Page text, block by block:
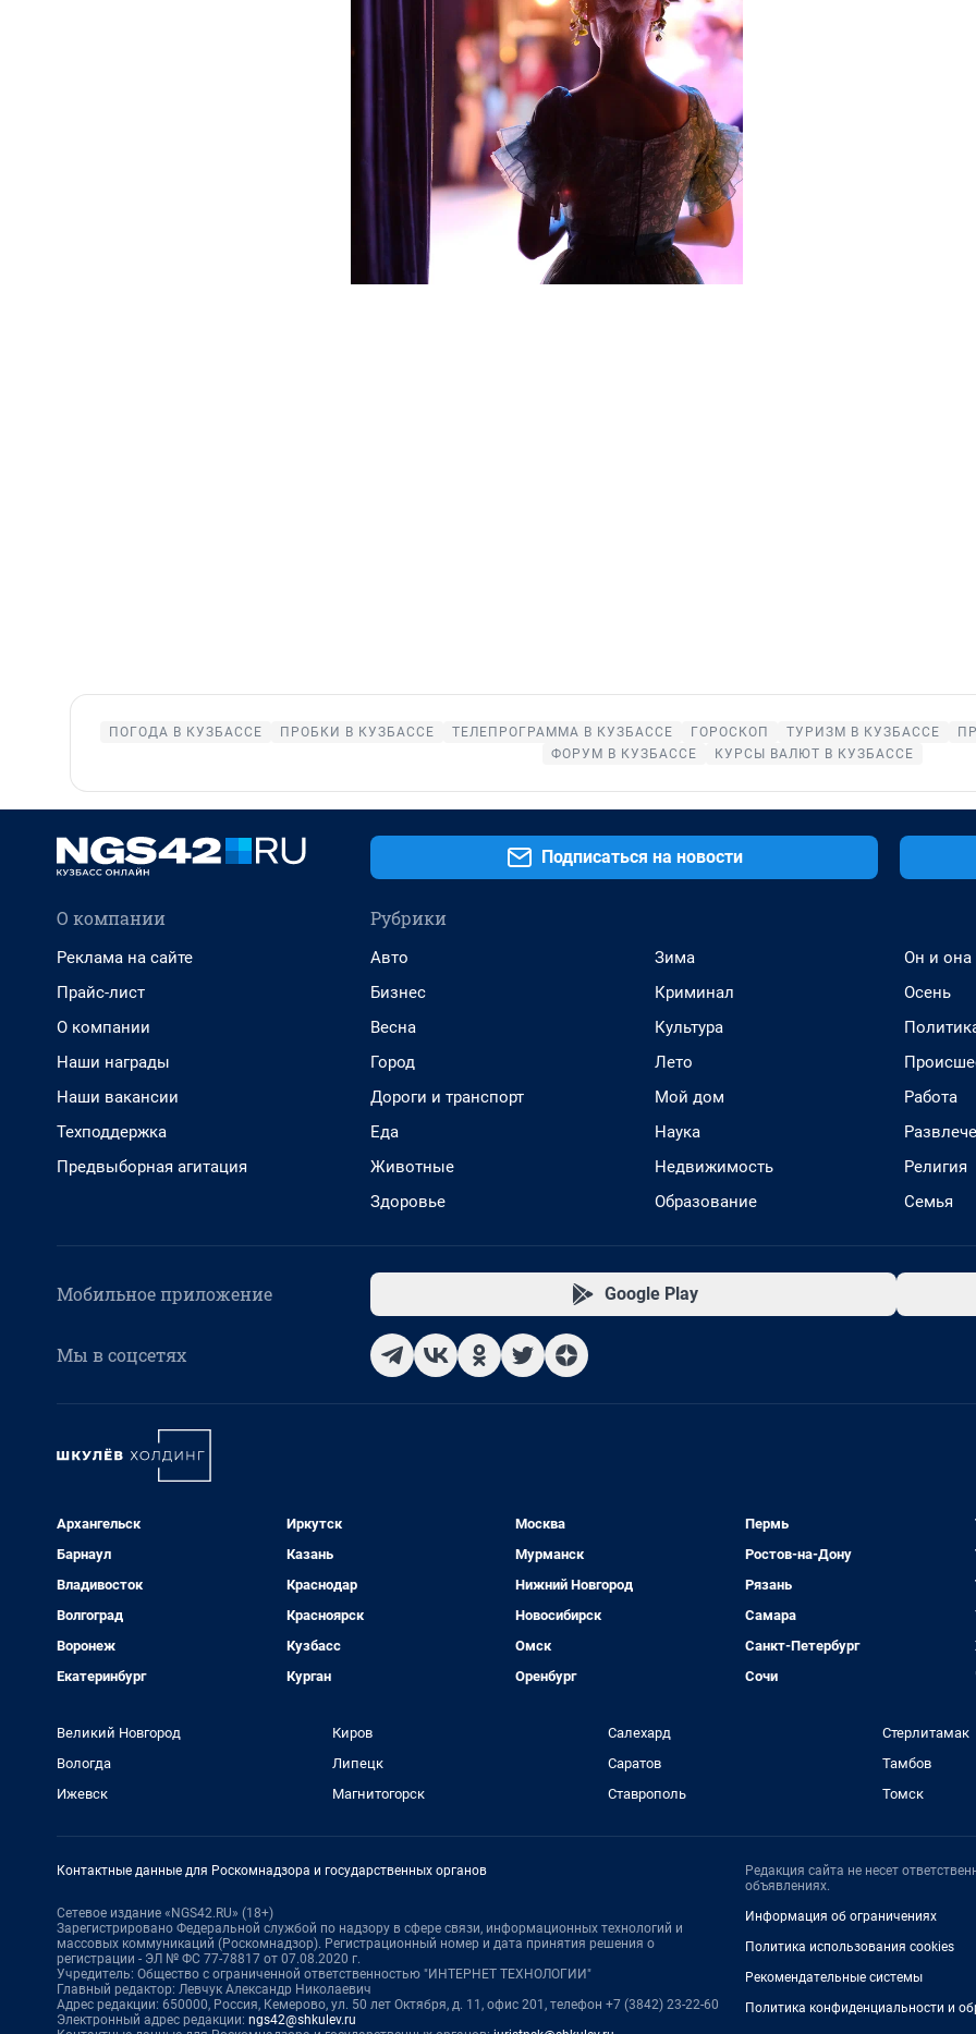
ПОГОДА В КУЗБАССЕ ПРОБКИ В КУЗБАССЕ ТЕЛЕПРОГРАММА В КУЗБАССЕ ГОРОСКОП ТУРИЗМ В КУЗБАССЕ
ФОРУМ В КУЗБАССЕ
КУРСЫ ВАЛЮТ В КУЗБАССЕ
Подписаться на новости
О компании
Реклама на сайте
Прайс-лист
О компании
Наши награды
Наши вакансии
Техподдержка
Предвыборная агитация
Рубрики
Авто
Бизнес
Весна
Город
Дороги и транспорт
Еда
Животные
Здоровье
Зима
Криминал
Культура
Лето
Мой дом
Наука
Недвижимость
Образование
Он и она
Осень
Работа
Религия
Семья
Мобильное приложение Google Play
Мы в соцсетях
Архангельск
Барнаул
Владивосток
Волгоград
Воронеж
Екатеринбург
Иркутск
Казань
Краснодар
Красноярск
Кузбасс
Курган
Москва
Мурманск
Нижний Новгород
Новосибирск
Омск
Оренбург
Пермь
Ростов-на-Дону
Рязань
Самара
Санкт-Петербург
Сочи
Великий Новгород
Вологда
Ижевск
Киров
Липецк
Магнитогорск
Салехард
Саратов
Ставрополь
Стерлитамак
Тамбов
Томск
Контактные данные для Роскомнадзора и государственных органов
Сетевое издание «NGS42.RU» (18+)
Зарегистрировано Федеральной службой по надзору в сфере связи, информационных технологий и
массовых коммуникаций (Роскомнадзор). Регистрационный номер и дата принятия решения о
регистрации - ЭЛ № ФС 77-78817 от 07.08.2020 г.
Учредитель: Общество с ограниченной ответственностью "ИНТЕРНЕТ ТЕХНОЛОГИИ"
Главный редактор: Левчук Александр Николаевич
Адрес редакции: 650000, Россия, Кемерово, ул. 50 лет Октября, д. 11, офис 201, телефон +7 (3842) 23-22-60
Электронный адрес редакции: ngs42@shkulev.ru
Редакция сайта не несет
объявлениях.
Информация об ограничениях
Политика использования cookies
Рекомендательные системы
Политика конфиденциальности и